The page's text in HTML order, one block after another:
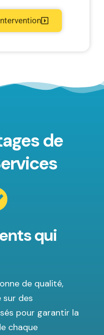
de
qui
de qualité,
sur des
pour garantir la
chaque